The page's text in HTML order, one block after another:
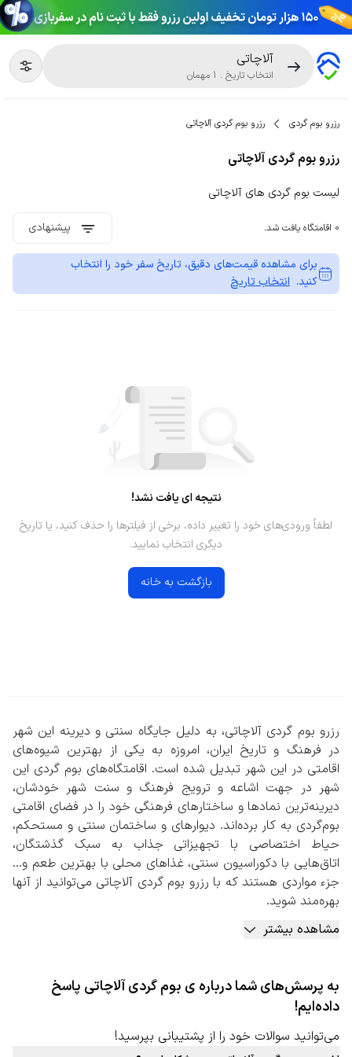
آلاچاتی
انتخاب تاریخ .
1 مهمان
رزرو بوم گردی رزرو بوم گردی آلاچاتی
رزرو بوم گردی آلاچاتی
لیست بوم گردی های آلاچاتی
0 اقامتگاه یافت شد. پیشنهادی
برای مشاهده قیمت‌های دقیق، تاریخ سفر خود را انتخاب
کنید. انتخاب تاریخ
نتیجه ای یافت نشد!
لطفاً ورودی‌های خود را تغییر داده، برخی از فیلترها را حذف کنید، یا تاریخ
دیگری انتخاب نمایید.
بازگشت به خانه
رزرو بوم گردی آلاچاتی، به دلیل جایگاه سنتی و دیرینه این شهر
در فرهنگ و تاریخ ایران، امروزه به یکی از بهترین شیوه‌های
اقامتی در این شهر تبدیل شده است. اقامتگاه‌های بوم گردی‌ این
شهر در جهت اشاعه و ترویج فرهنگ و سنت شهر خودشان،
دیرینه‌ترین نمادها و ساختارهای فرهنگی خود را در فضای اقامتی
بوم‌گردی به کار برده‌اند. دیوارهای و ساختمان سنتی و مستحکم،
حیاط اختصاصی با تجهیزاتی جذاب به سبک گذشتگان،
اتاق‌هایی با دکوراسیون سنتی، غذاهای محلی با بهترین طعم و…
جزء مواردی هستند که با رزرو بوم گردی آلاچاتی می‌توانید از آنها
بهره‌مند شوید.
به جز موارد بالا، دورهمی‌های دوستانه در فضای بوم‌گردی کنار
میزبان و سایر مهمانان، کسب تجربه‌هایی جذاب در پخت
کشاورزی، بازارهای سنتی و بومی، گردشگری بومی به همراه
راهنمای تور و… جزء مواردی است که در بعضی از بومگردی‌های
این شهر قابل استفاده است.
رزرو بوم گردی آلاچاتی به صورت آنلاین
با توجه به بافت سنتی این شهر پیشنهاد می‌شود حتما در سایت
مشاهده بیشتر
به پرسش‌های شما درباره ی بوم گردی آلاچاتی پاسخ
داده‌ایم!
می‌توانید سوالات خود را از پشتیبانی بپرسید!